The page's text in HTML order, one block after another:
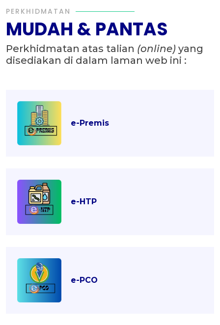
PERKHIDMATAN
MUDAH & PANTAS
Perkhidmatan atas talian (online) yang
disediakan di dalam laman web ini :
e-Premis
e-HTP
e-PCO